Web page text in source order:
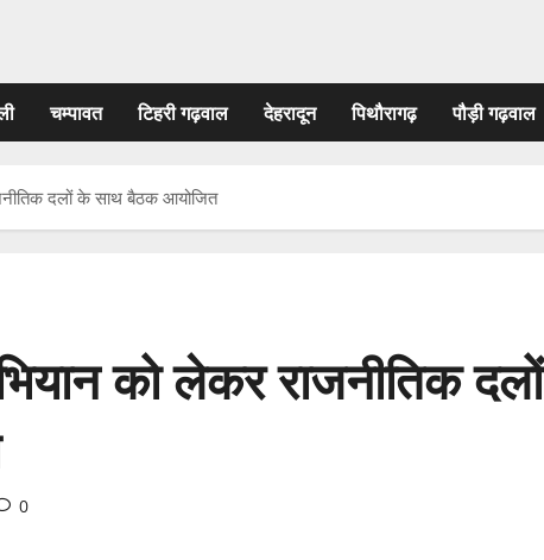
चम्पावत टिहरी गढ़वाल देहरादून पिथौरागढ़ पौड़ी गढ़वाल
दलों के साथ बैठक आयोजित
को लेकर राजनीतिक दलों
0